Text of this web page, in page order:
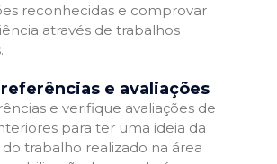
reconhecidas e comprovar
através de trabalhos
e avaliações
e verifique avaliações de
para ter uma ideia da
trabalho realizado na área